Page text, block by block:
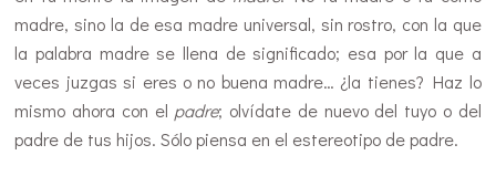
madre, sino la de esa madre universal, sin rostro, con la que
la palabra madre se llena de significado; esa por la que a
veces juzgas si eres o no buena madre… ¿la tienes? Haz lo
mismo ahora con el padre; olvídate de nuevo del tuyo o del
padre de tus hijos. Sólo piensa en el estereotipo de padre.